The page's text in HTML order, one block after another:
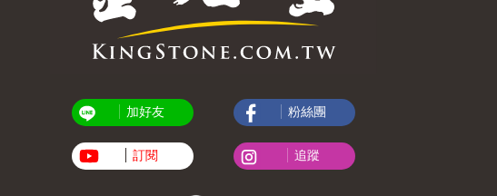
加好友
訂閱
粉絲團
追蹤